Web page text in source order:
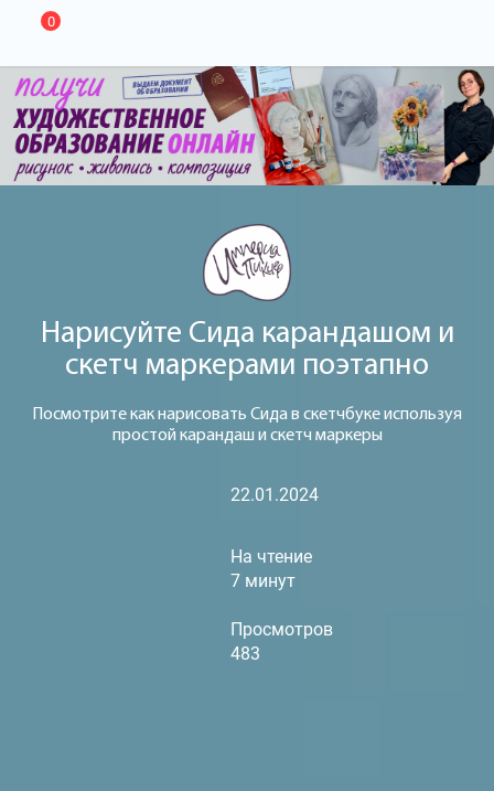
0
Нарисуйте Сида карандашом и
скетч маркерами поэтапно
Посмотрите как нарисовать Сида в скетчбуке используя
простой карандаш и скетч маркеры
22.01.2024
На чтение
7 минут
Просмотров
483